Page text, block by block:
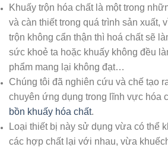
Khuấy trộn hóa chất là một trong
và càn thiết trong quá trình sản xuất,
trộn không cẩn thận thì hoá chất sẽ
sức khoẻ ta hoặc khuấy không đều
phẩm mang lại không đạt…
Chúng tôi đã nghiên cứu và chế tạo
chuyên ứng dụng trong lĩnh vực hóa
bồn khuấy hóa chất.
Loại thiết bị này sử dụng vừa có thể
các hợp chất lại với nhau, vừa